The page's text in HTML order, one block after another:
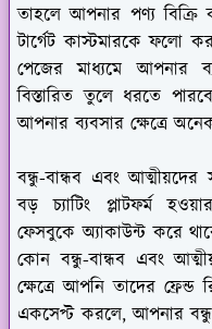
তাহলে আপনার পণ্য
টার্গেট কাস্টমারকে ফলো
পেজের মাধ্যমে আপনার
বিস্তারিত তুলে ধরতে
আপনার ব্যবসার ক্ষেত্রে
বন্ধু-বান্ধব এবং আত্মীয়দের
বড় চ্যাটিং প্লাটফর্ম
ফেসবুকে অ্যাকাউন্ট করে
কোন বন্ধু-বান্ধব এবং
ক্ষেত্রে আপনি তাদের
একসেপ্ট করলে, আপনার